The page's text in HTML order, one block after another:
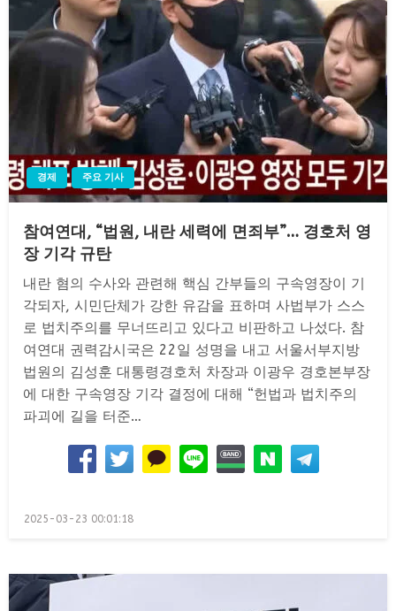
경제 주요 기사
참여연대, “법원, 내란 세력에 면죄부”… 경호처 영
장 기각 규탄
내란 혐의 수사와 관련해 핵심 간부들의 구속영장이 기
각되자, 시민단체가 강한 유감을 표하며 사법부가 스스
로 법치주의를 무너뜨리고 있다고 비판하고 나섰다. 참
여연대 권력감시국은 22일 성명을 내고 서울서부지방
법원의 김성훈 대통령경호처 차장과 이광우 경호본부장
에 대한 구속영장 기각 결정에 대해 “헌법과 법치주의
파괴에 길을 터준…
Posted
2025-03-23 00:01:18